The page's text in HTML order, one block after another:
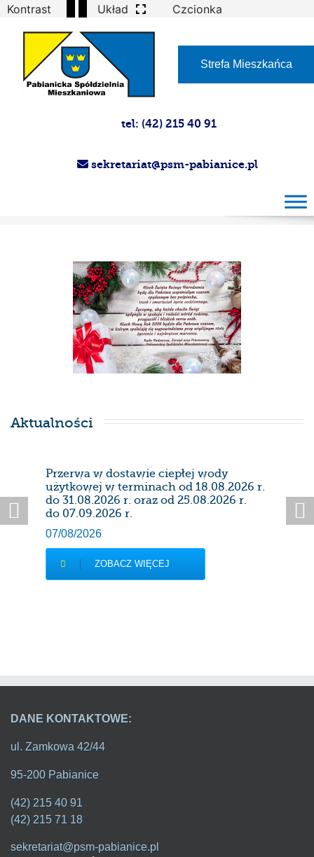
Kontrast Układ Czcionka
Strefa Mieszkańca
tel: (42) 215 40 91
sekretariat@psm-pabianice.pl
Aktualności
Przerwa w dostawie ciepłej wody
użytkowej w terminach od 18.08.2026 r.
do 31.08.2026 r. oraz od 25.08.2026 r.
do 07.09.2026 r.
07/08/2026
ZOBACZ WIĘCEJ
DANE KONTAKTOWE:
ul. Zamkowa 42/44
95-200 Pabianice
(42) 215 40 91
(42) 215 71 18
sekretariat@psm-pabianice.pl